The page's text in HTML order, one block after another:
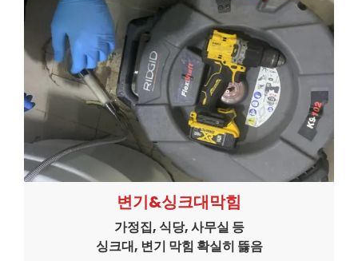
변기&싱크대막힘
가정집, 식당, 사무실 등
싱크대, 변기 막힘 확실히 뜷음